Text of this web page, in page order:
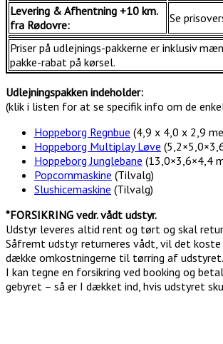
Levering & Afhentning +10 km.
fra Rødovre:
Se
Priser på udlejnings-pakkerne er inklusiv
pakke-rabat på kørsel.
Udlejningspakken indeholder:
(klik i listen for at se specifik info om de
Hoppeborg Regnbue (4,9 x 4,0 x 2,9
Hoppeborg Multiplay Løve
Hoppeborg Junglebane (13,0×3,6×4,4
Popcornmaskine (Tilvalg)
Slushicemaskine (Tilvalg)
*FORSIKRING vedr. vådt udstyr.
Udstyr leveres altid rent og tørt og skal
Såfremt udstyr returneres vådt, vil det koste
dække omkostningerne til tørring af udstyret.
I kan tegne en forsikring ved booking og
gebyret – så er I dækket ind, hvis udstyret